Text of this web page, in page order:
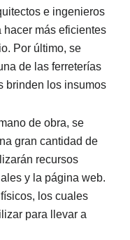
e ingenieros
hacer más eficientes
Por último, se
de las ferreterías
brinden los insumos
de obra, se
gran cantidad de
recursos
y la página web.
los cuales
para llevar a